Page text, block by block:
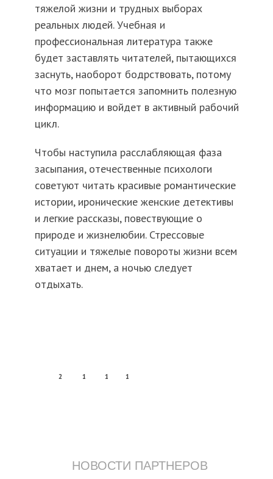
тяжелой жизни и трудных выборах
реальных людей. Учебная и
профессиональная литература также
будет заставлять читателей, пытающихся
заснуть, наоборот бодрствовать, потому
что мозг попытается запомнить полезную
информацию и войдет в активный рабочий
цикл.
Чтобы наступила расслабляющая фаза
засыпания, отечественные психологи
советуют читать красивые романтические
истории, иронические женские детективы
и легкие рассказы, повествующие о
природе и жизнелюбии. Стрессовые
ситуации и тяжелые повороты жизни всем
хватает и днем, а ночью следует
отдыхать.
2 1 1 1
НОВОСТИ ПАРТНЕРОВ